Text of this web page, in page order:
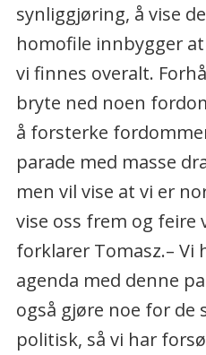
synliggjøring, å vise
homofile innbygger
vi finnes overalt.
bryte ned noen
å forsterke
parade med masse
men vil vise at vi er
vise oss frem og feire
forklarer Tomasz.– Vi
agenda med denne
også gjøre noe for de
politisk, så vi har